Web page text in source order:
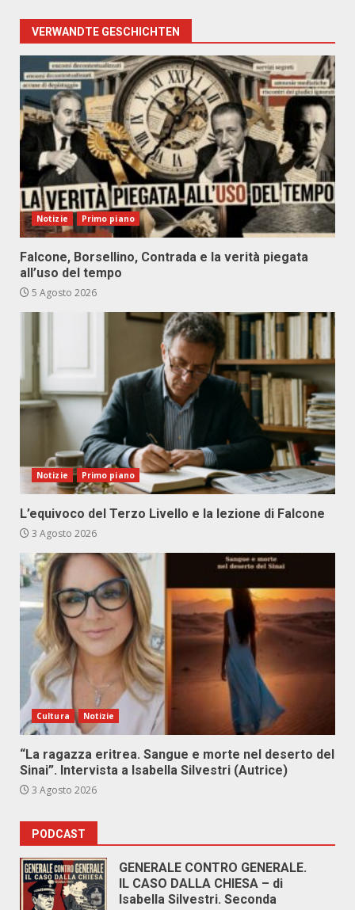
VERWANDTE GESCHICHTEN
Notizie Primo piano
Falcone, Borsellino, Contrada e la verità piegata
all’uso del tempo
5 Agosto 2026
Notizie Primo piano
L’equivoco del Terzo Livello e la lezione di Falcone
3 Agosto 2026
Cultura Notizie
“La ragazza eritrea. Sangue e morte nel deserto del
Sinai”. Intervista a Isabella Silvestri (Autrice)
3 Agosto 2026
PODCAST
GENERALE CONTRO GENERALE.
IL CASO DALLA CHIESA – di
Isabella Silvestri. Seconda